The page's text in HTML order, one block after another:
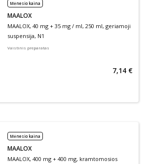
Mėnesio kaina
MAALOX
MAALOX, 40 mg + 35 mg / ml, 250 ml, geriamoji
suspensija, N1
Vaistinis preparatas
7,14 €
Mėnesio kaina
MAALOX
MAALOX, 400 mg + 400 mg, kramtomosios